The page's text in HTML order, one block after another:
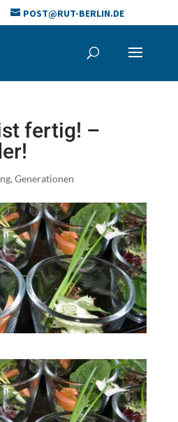
POST@RUT-BERLIN.DE
fertig! –
, Generationen